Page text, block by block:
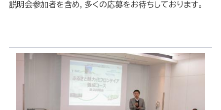
説明会参加者を含め，多くの応募をお待ちしております。